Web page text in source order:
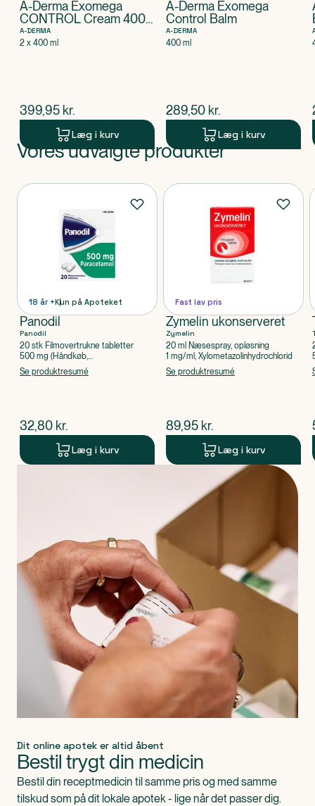
A-Derma Exomega
CONTROL Cream 400
ml DUO sampak
A-DERMA
2 x 400 ml
$nuværende pris
399,95 kr.
Læg i kurv
A-Derma Exomega
Control Balm
A-DERMA
400 ml
$nuværende pris
289,50 kr.
Læg i kurv
Produkt 1 af 0
Vores udvalgte produkter
Produkter
18 år +Kun på Apoteket
Panodil
Panodil
20 stk Filmovertrukne tabletter
500 mg (Håndkøb,
apoteksforbeholdt), Paracetamol
Se produktresumé
$nuværende pris
32,80 kr.
Læg i kurv
Fast lav pris
Zymelin ukonserveret
Zymelin
20 ml Næsespray, opløsning
1 mg/ml, Xylometazolinhydrochlorid
Se produktresumé
$nuværende pris
89,95 kr.
Læg i kurv
Dit online apotek er altid åbent
Bestil trygt din medicin
Bestil din receptmedicin til samme pris og med samme
tilskud som på dit lokale apotek - lige når det passer dig.